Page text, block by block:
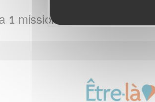
1 mission bénévole dans le